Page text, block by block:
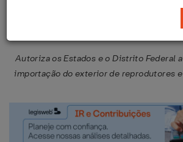
Autoriza os Estados e o Distrito Federal
importação do exterior de reprodutores